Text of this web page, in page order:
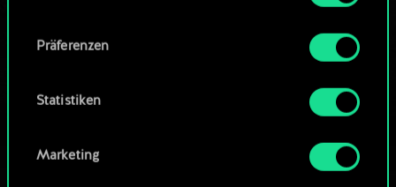
Alle Details zu unserer Nutzung von Cookies
findest du unten im Menü „Einstellungen“, wo
um das Thema Cookies ändern kannst.
Präferenzen
Statistiken
Marketing